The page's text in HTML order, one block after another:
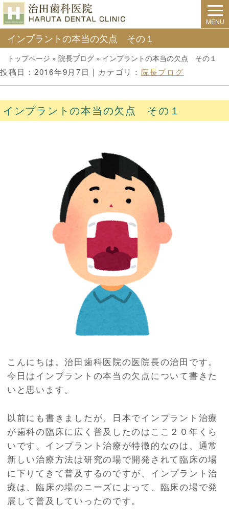
MENU
インプラントの本当の欠点 その１
トップページ » 院長ブログ » インプラントの本当の欠点 その１
投稿日：2016年9月7日｜カテゴリ： 院長ブログ
インプラントの本当の欠点 その１
こんにちは。治田歯科医院の医院長の治田です。
今日はインプラントの本当の欠点について書きた
いと思います。
以前にも書きましたが、日本でインプラント治療
が歯科の臨床に広く普及したのはここ２０年くら
いです。インプラント治療が特徴的なのは、通常
新しい治療方法は研究の場で開発されて臨床の場
に下りてきて普及するのですが、インプラント治
療は、臨床の場のニーズによって、臨床の場で発
展して普及していったのです。